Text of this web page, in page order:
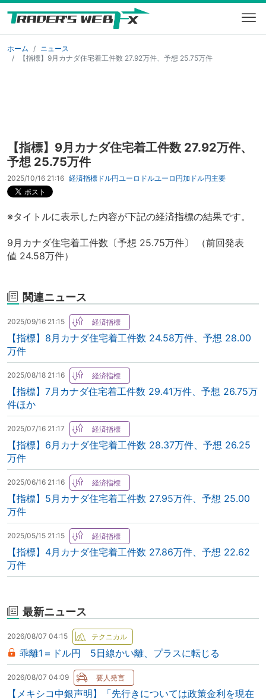
ホーム
ニュース
【指標】9月カナダ住宅着工件数 27.92万件、予想 25.75万件
【指標】9月カナダ住宅着工件数 27.92万件、
予想 25.75万件
2025/10/16 21:16 経済指標 ドル円ユーロドルユーロ円加ドル円主要
※タイトルに表示した内容が下記の経済指標の結果です。
9月カナダ住宅着工件数〔予想 25.75万件〕 （前回発表
値 24.58万件）
関連ニュース
2025/09/16 21:15
【指標】8月カナダ住宅着工件数 24.58万件、予想 28.00
万件
2025/08/18 21:16
【指標】7月カナダ住宅着工件数 29.41万件、予想 26.75万
件ほか
2025/07/16 21:17
【指標】6月カナダ住宅着工件数 28.37万件、予想 26.25
万件
2025/06/16 21:16
【指標】5月カナダ住宅着工件数 27.95万件、予想 25.00
万件
2025/05/15 21:15
【指標】4月カナダ住宅着工件数 27.86万件、予想 22.62
万件
最新ニュース
2026/08/07 04:15
乖離1＝ドル円 5日線かい離、プラスに転じる
2026/08/07 04:09
【メキシコ中銀声明】「先行きについては政策金利を現在